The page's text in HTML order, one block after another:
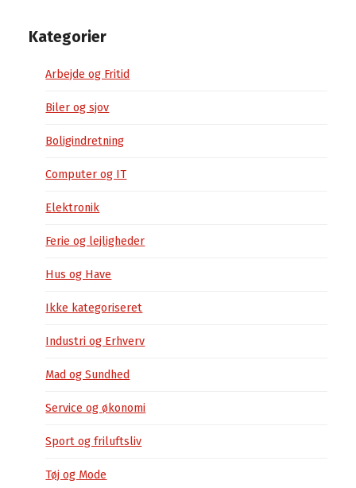
Kategorier
Arbejde og Fritid
Biler og sjov
Boligindretning
Computer og IT
Elektronik
Ferie og lejligheder
Hus og Have
Ikke kategoriseret
Industri og Erhverv
Mad og Sundhed
Service og økonomi
Sport og friluftsliv
Tøj og Mode